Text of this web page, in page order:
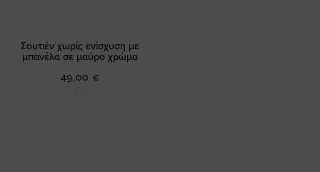
Σουτιέν χωρίς ενίσχυση με
μπανέλα σε μαύρο χρώμα
49,00 €